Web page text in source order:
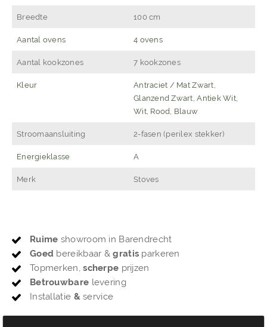
Breedte 100 cm
Aantal ovens 4 ovens
Aantal kookzones 7 kookzones
Kleur
Antraciet / Mat Zwart,
Glanzend Zwart, Antiek Wit,
Wit, Rood, Blauw
Stroomaansluiting 2-fasen (perilex stekker)
Energieklasse A
Merk Stoves
Ruime showroom in Barendrecht
Goed bereikbaar &gratis parkeren
Topmerken,scherpe prijzen
Betrouwbare levering
Installatie & service